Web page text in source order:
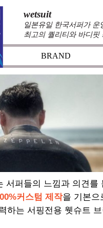
wetsuit
일본유일 한국서퍼가
최고의 퀄리티와 바디핏
BRAND
서퍼들의 느낌과 의견를
커스텀 제작을 기본으
하는 서핑전용 웻슈트